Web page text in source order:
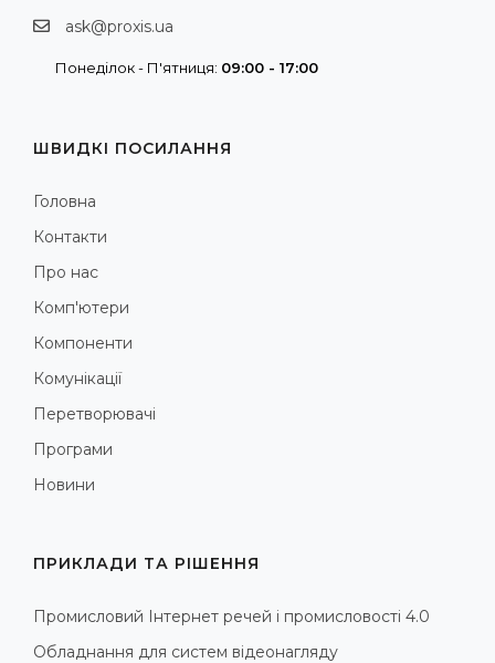
ask@proxis.ua
Понеділок - П'ятниця: 09:00 - 17:00
ШВИДКІ ПОСИЛАННЯ
Головна
Контакти
Про нас
Комп'ютери
Компоненти
Комунікації
Перетворювачі
Програми
Новини
ПРИКЛАДИ ТА РІШЕННЯ
Промисловий Інтернет речей і промисловості 4.0
Обладнання для систем відеонагляду